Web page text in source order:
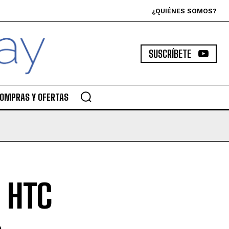
¿QUIÉNES SOMOS?
SUSCRÍBETE
Y OFERTAS